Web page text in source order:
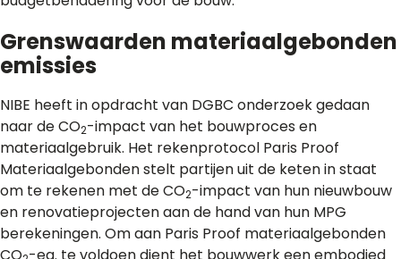
Grenswaarden materiaalgebonden
emissies
NIBE heeft in opdracht van DGBC onderzoek gedaan
naar de CO2-impact van het bouwproces en
materiaalgebruik. Het rekenprotocol Paris Proof
Materiaalgebonden stelt partijen uit de keten in staat
om te rekenen met de CO2-impact van hun nieuwbouw
en renovatieprojecten aan de hand van hun MPG
berekeningen. Om aan Paris Proof materiaalgebonden